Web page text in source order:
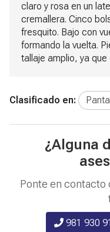
claro y rosa en un
cremallera. Cinco
fresquito. Bajo con
formando la vuelta.
tallaje amplio, ya
Clasificado en:
¿Alguna
Ponte en contacto
981 930